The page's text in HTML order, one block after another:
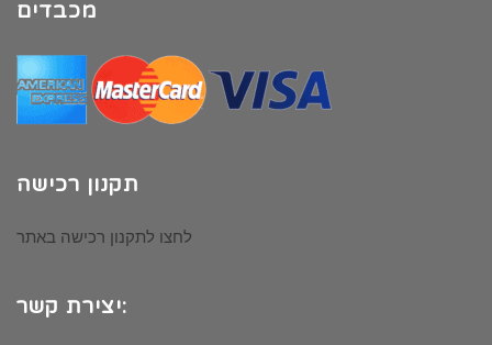
מכבדים
תקנון רכישה
לחצו לתקנון רכישה באתר
יצירת קשר: